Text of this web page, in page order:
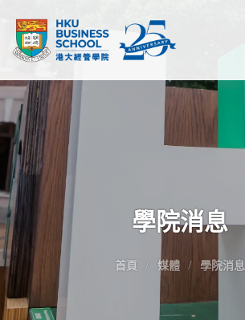
學院消息
首頁 媒體 學院消息